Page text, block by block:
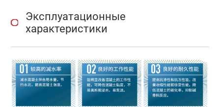
Эксплуатационные
характеристики